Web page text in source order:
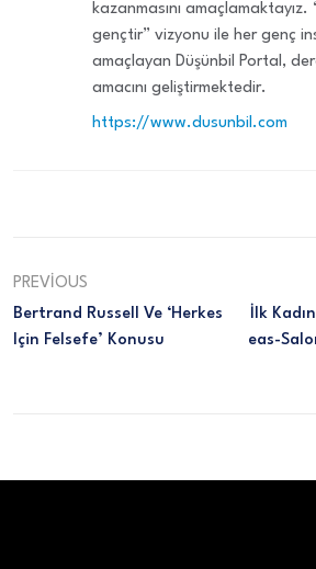
kazanmasını amaçlamaktayız.
gençtir” vizyonu ile her genç
amaçlayan Düşünbil Portal,
amacını geliştirmektedir.
https://www.dusunbil.com
PREVIOUS
Bertrand Russell Ve ‘Herkes
Için Felsefe’ Konusu
İlk
Eas-